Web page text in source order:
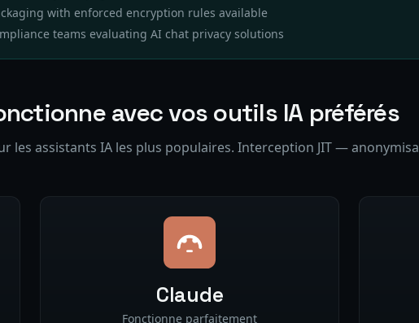
with enforced encryption rules available
teams evaluating AI chat privacy solutions
avec vos outils IA préférés
les assistants IA les plus populaires. Interception JIT —
Claude
Fonctionne parfaitement